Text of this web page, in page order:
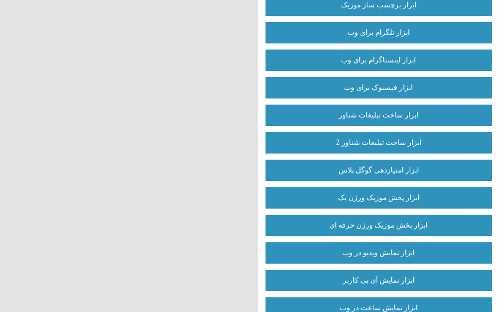
ابزار برچسب ساز موزیک
ابزار تلگرام برای وب
ابزار اینستاگرام برای وب
ابزار فیسبوک برای وب
ابزار ساخت تبلیغات شناور
ابزار ساخت تبلیغات شناور 2
ابزار امتیازدهی گوگل پلاس
ابزار پخش موزیک ورژن یک
ابزار پخش موزیک ورژن حرفه ای
ابزار نمایش ویدیو در وب
ابزار نمایش آی پی کاربر
ابزار نمایش ساعت در وب